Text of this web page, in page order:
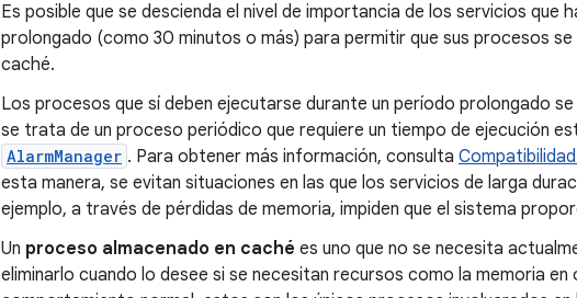
Es posible que se descienda el nivel de importancia de los servicios que
prolongado (como 30 minutos o más) para permitir que sus procesos se
caché.
Los procesos que sí deben ejecutarse durante un período prolongado
se trata de un proceso periódico que requiere un tiempo de ejecución
AlarmManager . Para obtener más información, consulta
esta manera, se evitan situaciones en las que los servicios de larga
ejemplo, a través de pérdidas de memoria, impiden que el sistema
Un proceso almacenado en caché es uno que no se necesita
eliminarlo cuando lo desee si se necesitan recursos como la memoria